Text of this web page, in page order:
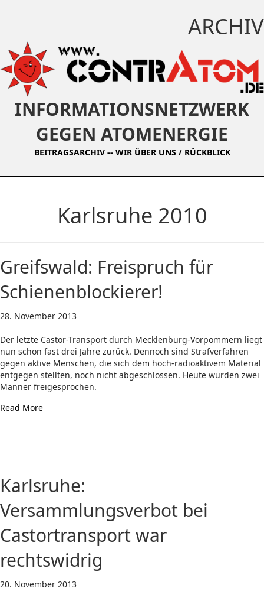
ARCHIV
INFORMATIONSNETZWERK
GEGEN ATOMENERGIE
BEITRAGSARCHIV-- WIR ÜBER UNS / RÜCKBLICK
Karlsruhe 2010
Greifswald: Freispruch für
Schienenblockierer!
28. November 2013
Der letzte Castor-Transport durch Mecklenburg-Vorpommern liegt
nun schon fast drei Jahre zurück. Dennoch sind Strafverfahren
gegen aktive Menschen, die sich dem hoch-radioaktivem Material
entgegen stellten, noch nicht abgeschlossen. Heute wurden zwei
Männer freigesprochen.
Read Moreabout Greifswald: Freispruch für Schienenblockierer!
Karlsruhe:
Versammlungsverbot bei
Castortransport war
rechtswidrig
20. November 2013